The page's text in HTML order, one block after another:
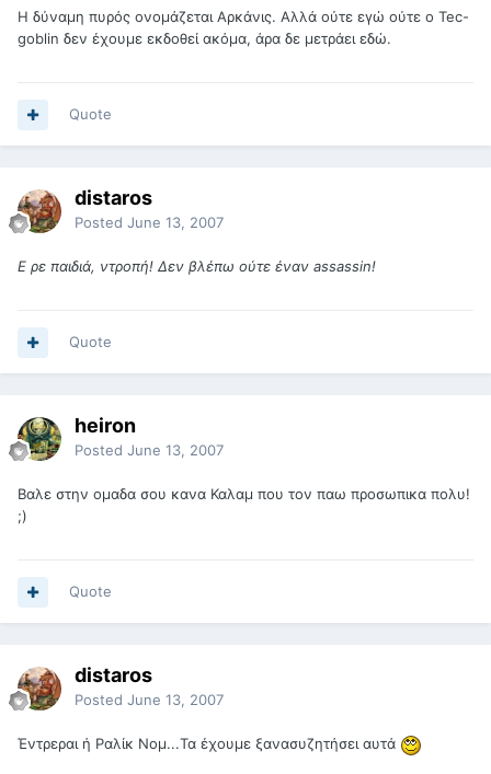
H δύναμη πυρός ονομάζεται Αρκάνις. Αλλά ούτε εγώ ούτε ο Tec-
goblin δεν έχουμε εκδοθεί ακόμα, άρα δε μετράει εδώ.
Quote
distaros
Posted June 13, 2007
Ε ρε παιδιά, ντροπή! Δεν βλέπω ούτε έναν assassin!
Quote
heiron
Posted June 13, 2007
Βαλε στην ομαδα σου κανα Καλαμ που τον παω προσωπικα πολυ!
;)
Quote
distaros
Posted June 13, 2007
Έντρεραι ή Ραλίκ Νομ...Τα έχουμε ξανασυζητήσει αυτά